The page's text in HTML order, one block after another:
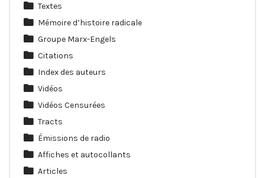
Textes
Mémoire d’histoire radicale
Groupe Marx-Engels
Citations
Index des auteurs
Vidéos
Vidéos Censurées
Tracts
Émissions de radio
Affiches et autocollants
Articles